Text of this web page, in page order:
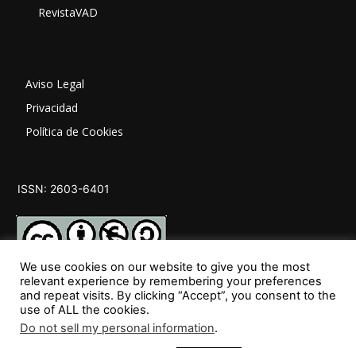
RevistaVAD
Aviso Legal
Privacidad
Política de Cookies
ISSN: 2603-6401
SÍGUENOS
We use cookies on our website to give you the most
relevant experience by remembering your preferences
and repeat visits. By clicking “Accept”, you consent to the
use of ALL the cookies.
Do not sell my personal information.